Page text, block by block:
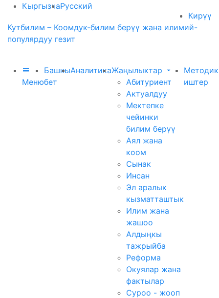
КыргызчаРусский
Кирүү
Кутбилим – Коомдук-билим берүү жана илимий-
популярдуу гезит
Меню
Башкы
бет
АналитикаЖаңылыктар
Абитуриент
Актуалдуу
Мектепке
чейинки
билим берүү
Аял жана
коом
Сынак
Инсан
Эл аралык
кызматташтык
Илим жана
жашоо
Алдыңкы
тажрыйба
Реформа
Окуялар жана
фактылар
Суроо - жооп
иштер